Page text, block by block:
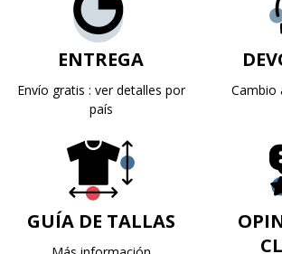
ENTREGA
Envío gratis : ver detalles por
país
Cambio
GUÍA DE TALLAS